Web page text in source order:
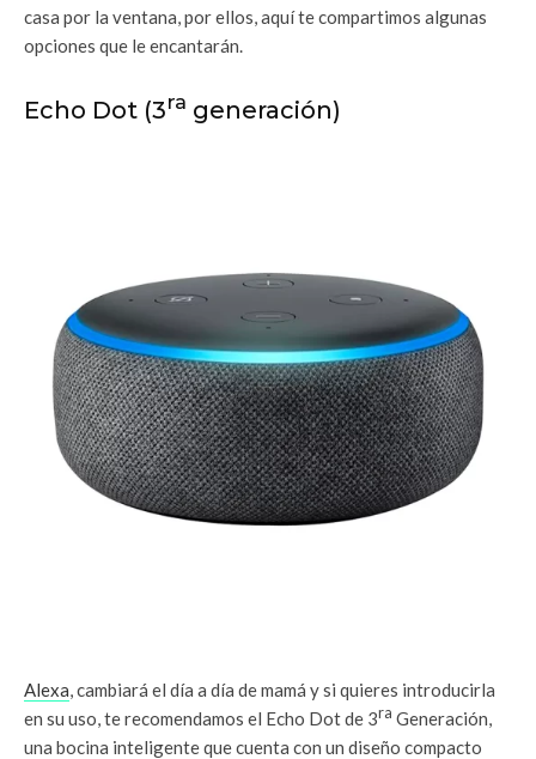
casa por la ventana, por ellos, aquí te compartimos algunas
opciones que le encantarán.
Echo Dot (3ra generación)
Alexa, cambiará el día a día de mamá y si quieres introducirla
en su uso, te recomendamos el Echo Dot de 3ra Generación,
una bocina inteligente que cuenta con un diseño compacto